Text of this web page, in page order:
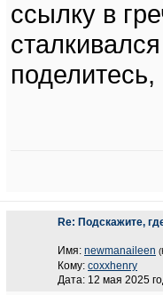
ссылку в
поделитесь,
Re: Подскажите,
Имя: newmanaileen
Кому: coxxhenry
Дата: 12 мая 2025